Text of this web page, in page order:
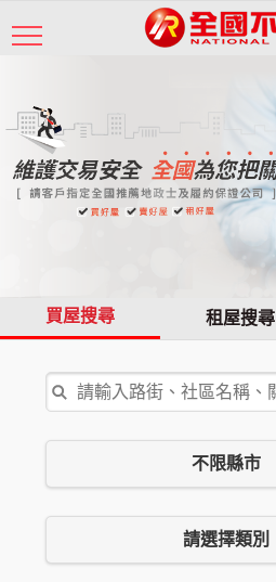
買屋搜尋 租屋搜尋
不限縣市
請選擇類別